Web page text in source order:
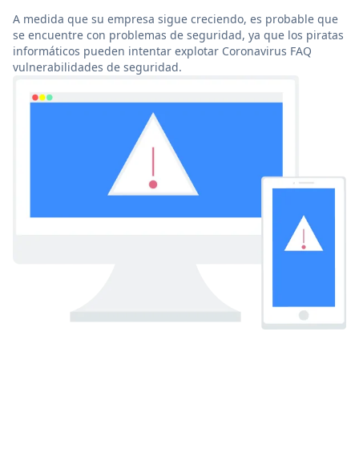
A medida que su empresa sigue creciendo, es probable que
se encuentre con problemas de seguridad, ya que los piratas
informáticos pueden intentar explotar Coronavirus FAQ
vulnerabilidades de seguridad.